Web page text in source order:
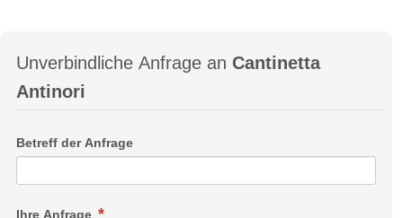
Unverbindliche Anfrage an Cantinetta
Antinori
Betreff der Anfrage
Ihre Anfrage